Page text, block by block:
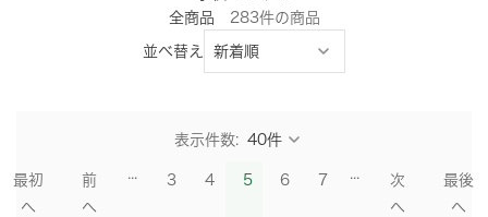
全商品
283件の商品
並べ替え
表示件数:
最初
へ
前
へ
... 3 4 5 6 7 ...
次
へ
最後
へ